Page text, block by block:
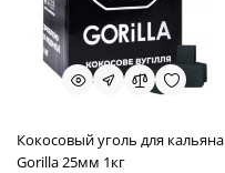
Кокосовый уголь для кальяна
Gorilla 25мм 1кг